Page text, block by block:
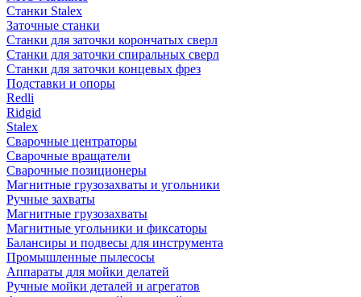
Станки Stalex
Заточные станки
Станки для заточки корончатых сверл
Станки для заточки спиральных сверл
Станки для заточки концевых фрез
Подставки и опоры
Redli
Ridgid
Stalex
Сварочные центраторы
Сварочные вращатели
Сварочные позиционеры
Магнитные грузозахваты и угольники
Ручные захваты
Магнитные грузозахваты
Магнитные угольники и фиксаторы
Балансиры и подвесы для инструмента
Промышленные пылесосы
Аппараты для мойки делатей
Ручные мойки деталей и агрегатов